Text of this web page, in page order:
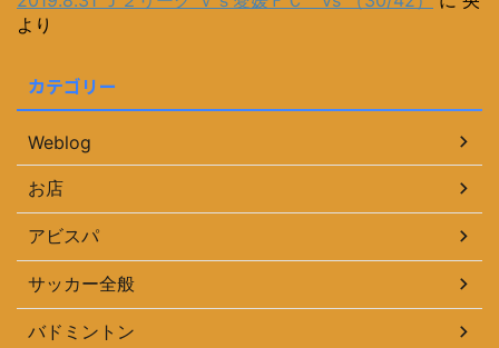
より
カテゴリー
Weblog
お店
アビスパ
サッカー全般
バドミントン